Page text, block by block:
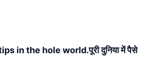
in the hole world.पूरी दुनिया में पैसे